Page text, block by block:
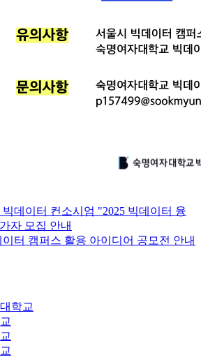
빅데이터 컨소시엄 "2025 빅데이터 융
자 모집 안내
이터 캠퍼스 활용 아이디어 공모전 안내